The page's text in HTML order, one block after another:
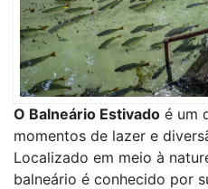
O Balneário Estivado é um
momentos de lazer e
Localizado em meio à
balneário é conhecido por